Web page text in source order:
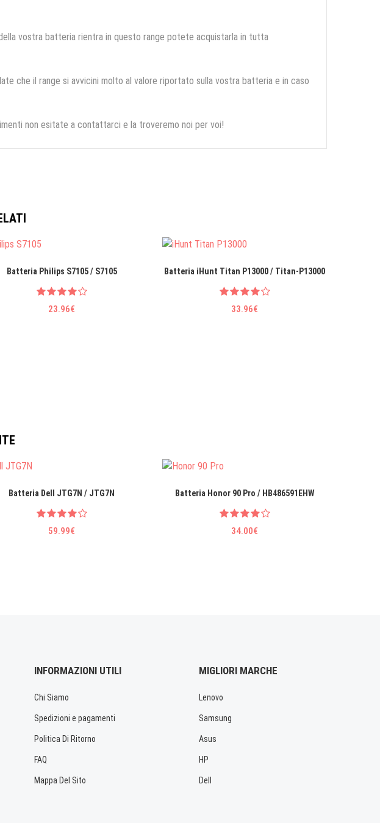
vostra batteria rientra in questo range potete acquistarla in tutta
che il range si avvicini molto al valore riportato sulla vostra batteria e in caso
non esitate a contattarci e la troveremo noi per voi!
Batteria Philips S7105 / S7105
23.96€
Batteria iHunt Titan P13000 / Titan-P13000
33.96€
Batteria Dell JTG7N / JTG7N
59.99€
Batteria Honor 90 Pro / HB486591EHW
34.00€
INFORMAZIONI UTILI
Chi Siamo
Spedizioni e pagamenti
Politica Di Ritorno
FAQ
Mappa Del Sito
MIGLIORI MARCHE
Lenovo
Samsung
Asus
HP
Dell